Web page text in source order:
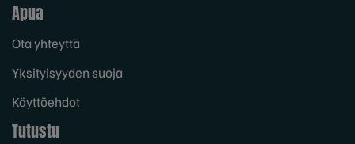
Apua
Ota yhteyttä
Yksityisyyden suoja
Käyttöehdot
Tutustu